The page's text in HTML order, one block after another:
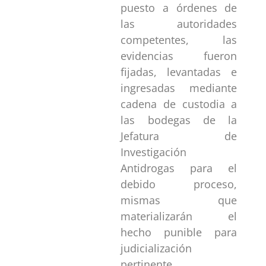
puesto a órdenes de
las autoridades
competentes, las
evidencias fueron
fijadas, levantadas e
ingresadas mediante
cadena de custodia a
las bodegas de la
Jefatura de
Investigación
Antidrogas para el
debido proceso,
mismas que
materializarán el
hecho punible para
judicialización